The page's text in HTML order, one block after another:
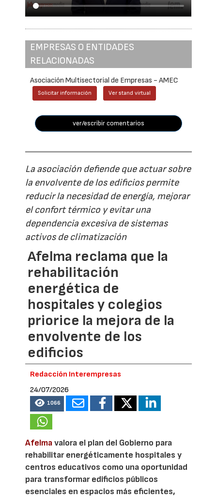
EMPRESAS O ENTIDADES
RELACIONADAS
Asociación Multisectorial de Empresas - AMEC
Solicitar información Ver stand virtual
ver/escribir comentarios
La asociación defiende que actuar sobre
la envolvente de los edificios permite
reducir la necesidad de energía, mejorar
el confort térmico y evitar una
dependencia excesiva de sistemas
activos de climatización
Afelma reclama que la
rehabilitación
energética de
hospitales y colegios
priorice la mejora de la
envolvente de los
edificios
Redacción Interempresas
24/07/2026
1066
Afelmavalora el plan del Gobierno para
rehabilitar energéticamente hospitales y
centros educativos como una oportunidad
para transformar edificios públicos
esenciales en espacios más eficientes,